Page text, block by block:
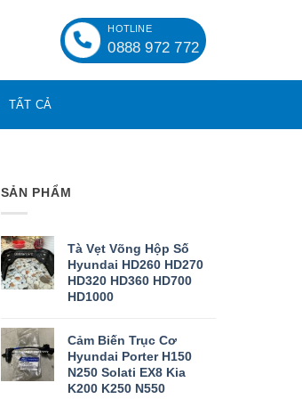
HOTLINE
0888 972 772
TẤT CẢ
SẢN PHẨM
Tà Vẹt Võng Hộp Số
Hyundai HD260 HD270
HD320 HD360 HD700
HD1000
Cảm Biến Trục Cơ
Hyundai Porter H150
N250 Solati EX8 Kia
K200 K250 N550